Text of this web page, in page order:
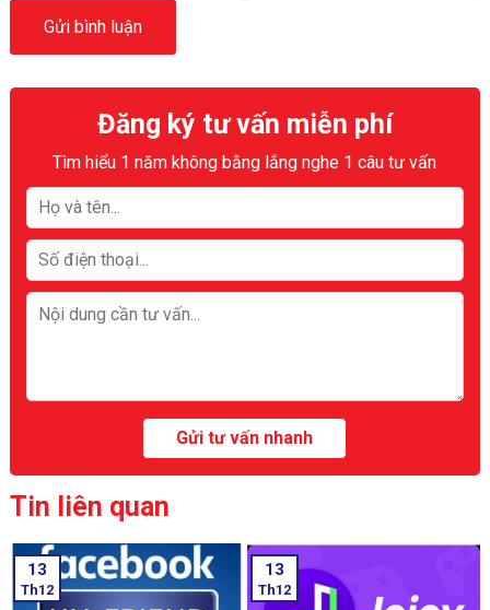
Đăng ký tư vấn miễn phí
Tìm hiểu 1 năm không bằng lắng nghe 1 câu tư vấn
Tin liên quan
13
Th12
13
Th12